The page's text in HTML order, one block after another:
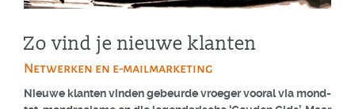
Zo vind je nieuwe klanten
Netwerken en e-mailmarketing
Nieuwe klanten vinden gebeurde vroeger vooral via mond-